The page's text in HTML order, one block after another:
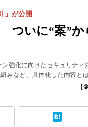
ついに“案”か
」が公開
強化に向けたセキュリティ
みなど、具体化した内容とは
[